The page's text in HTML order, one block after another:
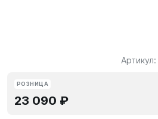
Артикул:
РОЗНИЦА
23 090 ₽